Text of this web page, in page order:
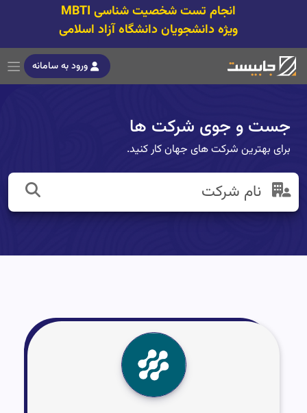
انجام تست شخصیت شناسی MBTI
ویژه دانشجویان دانشگاه آزاد اسلامی
ورود به سامانه
جست و جوی شرکت ها
برای بهترین شرکت های جهان کار کنید.